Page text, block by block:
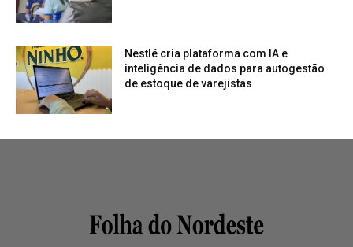
Nestlé cria plataforma com IA e
inteligência de dados para autogestão
de estoque de varejistas